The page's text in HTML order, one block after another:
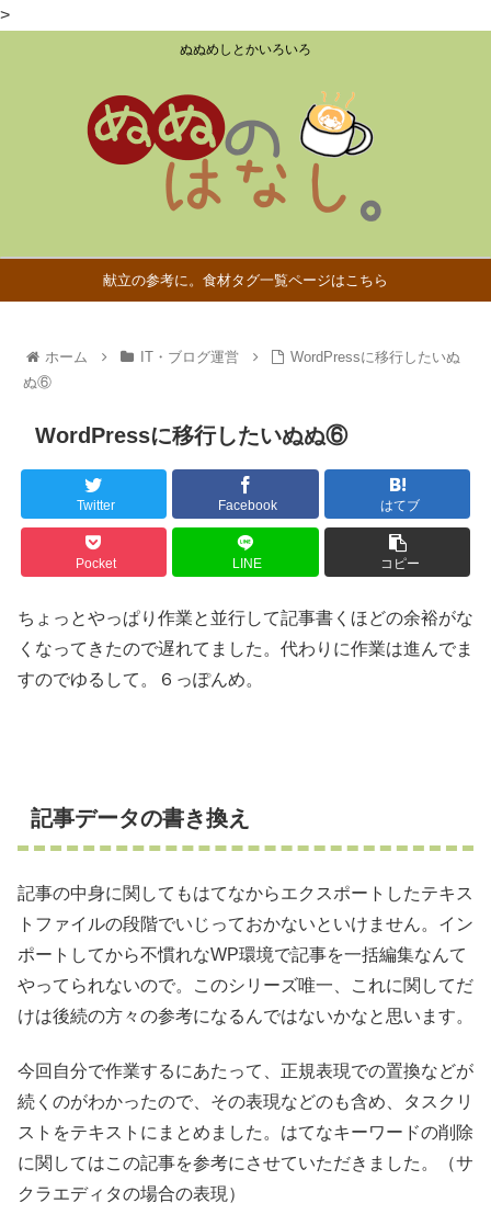
>
ぬぬめしとかいろいろ
献立の参考に。食材タグ一覧ページはこちら
ホーム IT・ブログ運営
WordPressに移行したいぬ
ぬ⑥
WordPressに移行したいぬぬ⑥
Twitter Facebook はてブ
Pocket LINE コピー
ちょっとやっぱり作業と並行して記事書くほどの余裕がな
くなってきたので遅れてました。代わりに作業は進んでま
すのでゆるして。６っぽんめ。
記事データの書き換え
記事の中身に関してもはてなからエクスポートしたテキス
トファイルの段階でいじっておかないといけません。イン
ポートしてから不慣れなWP環境で記事を一括編集なんて
やってられないので。このシリーズ唯一、これに関してだ
けは後続の方々の参考になるんではないかなと思います。
今回自分で作業するにあたって、正規表現での置換などが
続くのがわかったので、その表現などのも含め、タスクリ
ストをテキストにまとめました。はてなキーワードの削除
に関してはこの記事を参考にさせていただきました。（サ
クラエディタの場合の表現）